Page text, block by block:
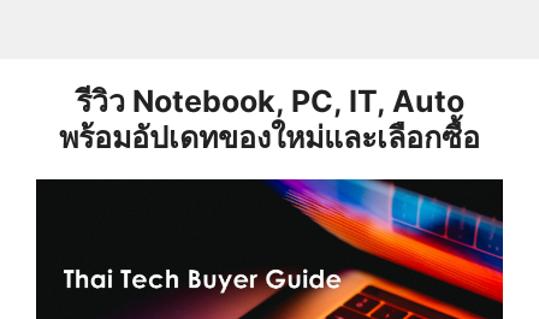
รีวิว Notebook, PC, IT, Auto
พร้อมอัปเดทของใหม่และเลือกซื้อ